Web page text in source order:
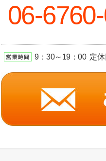
06-
9：30～19：00 定